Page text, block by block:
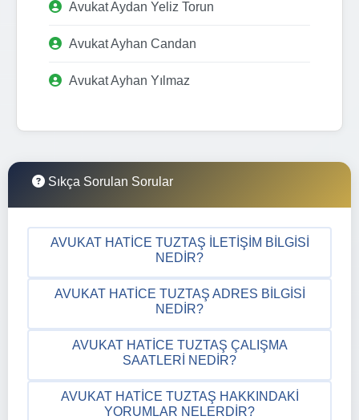
Avukat Aydan Yeliz Torun
Avukat Ayhan Candan
Avukat Ayhan Yılmaz
Sıkça Sorulan Sorular
AVUKAT HATICE TUZTAŞ İLETIŞIM BILGISI
NEDIR?
AVUKAT HATICE TUZTAŞ ADRES BILGISI
NEDIR?
AVUKAT HATICE TUZTAŞ ÇALIŞMA
SAATLERI NEDIR?
AVUKAT HATICE TUZTAŞ HAKKINDAKI
YORUMLAR NELERDIR?